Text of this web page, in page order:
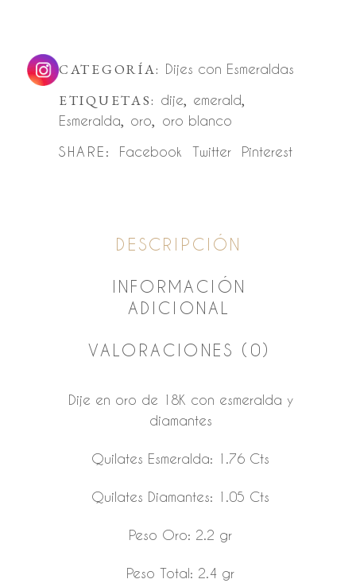
CATEGORÍA: Dijes con Esmeraldas
ETIQUETAS: dije, emerald,
Esmeralda, oro, oro blanco
SHARE:
Facebook Twitter Pinterest
DESCRIPCIÓN
INFORMACIÓN
ADICIONAL
VALORACIONES (0)
Dije en oro de 18K con esmeralda y
diamantes
Quilates Esmeralda: 1.76 Cts
Quilates Diamantes: 1.05 Cts
Peso Oro: 2.2 gr
Peso Total: 2.4 gr